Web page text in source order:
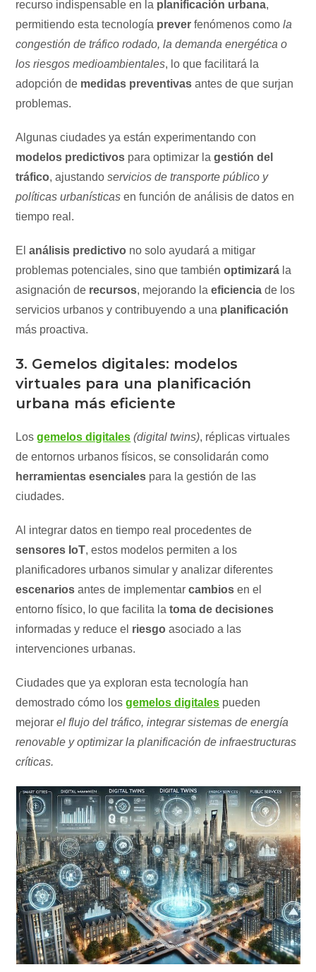
recurso indispensable en la planificación urbana,
permitiendo esta tecnología prever fenómenos comola
congestión de tráfico rodado, la demanda energética o
los riesgos medioambientales, lo que facilitará la
adopción de medidas preventivas antes de que surjan
problemas.
Algunas ciudades ya están experimentando con
modelos predictivos para optimizar lagestión del
tráfico, ajustandoservicios de transporte público y
políticas urbanísticas en función de análisis de datos en
tiempo real.
Elanálisis predictivo no solo ayudará a mitigar
problemas potenciales, sino que tambiénoptimizará la
asignación de recursos, mejorando laeficiencia de los
servicios urbanos y contribuyendo a una planificación
más proactiva.
3. Gemelos digitales: modelos
virtuales para una planificación
urbana más eficiente
Losgemelos digitales (digital twins), réplicas virtuales
de entornos urbanos físicos, se consolidarán como
herramientas esenciales para la gestión de las
ciudades.
Al integrar datos en tiempo real procedentes de
sensores IoT, estos modelos permiten a los
planificadores urbanos simular y analizar diferentes
escenariosantes de implementar cambios en el
entorno físico, lo que facilita latoma de decisiones
informadas y reduce el riesgo asociado a las
intervenciones urbanas.
Ciudades que ya exploran esta tecnología han
demostrado cómo losgemelos digitales pueden
mejorarel flujo del tráfico, integrar sistemas de energía
renovable y optimizar la planificación de infraestructuras
críticas.